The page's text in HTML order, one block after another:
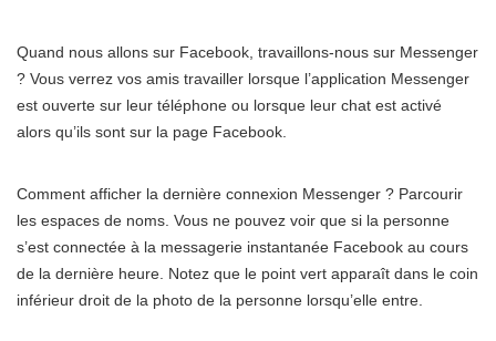
Quand nous allons sur Facebook, travaillons-nous sur Messenger
? Vous verrez vos amis travailler lorsque l’application Messenger
est ouverte sur leur téléphone ou lorsque leur chat est activé
alors qu’ils sont sur la page Facebook.
Comment afficher la dernière connexion Messenger ? Parcourir
les espaces de noms. Vous ne pouvez voir que si la personne
s’est connectée à la messagerie instantanée Facebook au cours
de la dernière heure. Notez que le point vert apparaît dans le coin
inférieur droit de la photo de la personne lorsqu’elle entre.